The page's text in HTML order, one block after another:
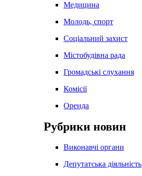
Медицина
Молодь, спорт
Соціальний захист
Містобудівна рада
Громадські слухання
Комісії
Оренда
Рубрики новин
Виконавчі органи
Депутатська діяльність